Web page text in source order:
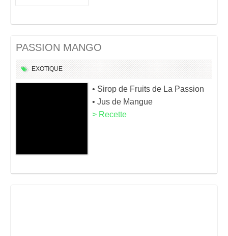
PASSION MANGO
EXOTIQUE
• Sirop de Fruits de La Passion
• Jus de Mangue
> Recette